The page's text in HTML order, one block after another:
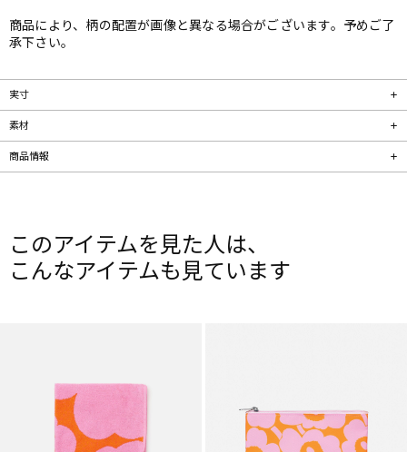
商品により、柄の配置が画像と異なる場合がございます。予めご了
承下さい。
実寸
素材
商品情報
このアイテムを見た人は、
こんなアイテムも見ています